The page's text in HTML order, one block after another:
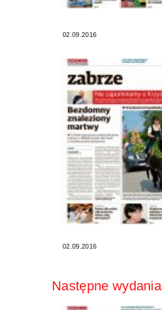
02.09.2016
02.09.2016
Następne wydania